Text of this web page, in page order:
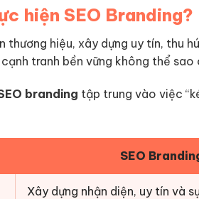
hiện SEO Branding?
thương hiệu, xây dựng uy tín, thu
tranh bền vững không thể sao
branding tập trung vào việc
SEO
Xây dựng nhận diện, uy tín và